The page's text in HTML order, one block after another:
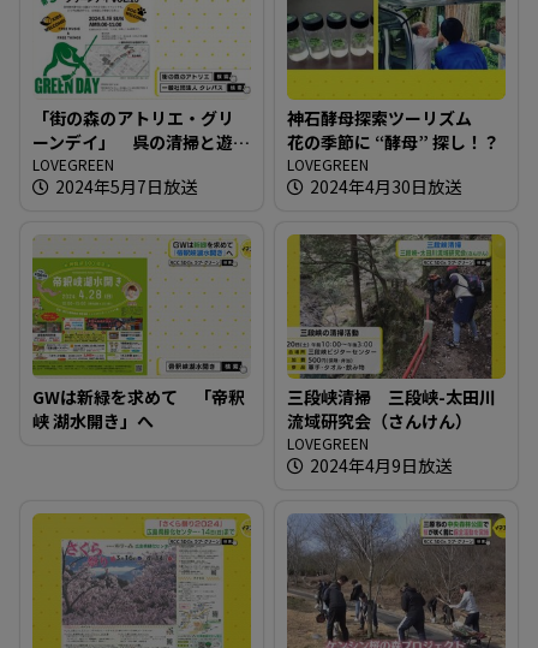
「街の森のアトリエ・グリ
ーンデイ」 呉の清掃と遊
びの１日を
LOVEGREEN
2024年5月7日放送
神石酵母探索ツーリズム
花の季節に “酵母” 探し！？
LOVEGREEN
2024年4月30日放送
GWは新緑を求めて 「帝釈
峡 湖水開き」へ
三段峡清掃 三段峡-太田川
流域研究会（さんけん）
LOVEGREEN
2024年4月9日放送